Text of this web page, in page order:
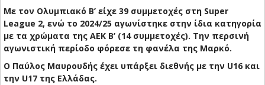
Με τον Ολυμπιακό Β’ είχε 39 συμμετοχές στη Super
League 2, ενώ το 2024/25 αγωνίστηκε στην ίδια κατηγορία
με τα χρώματα της ΑΕΚ Β’ (14 συμμετοχές). Την περσινή
αγωνιστική περίοδο φόρεσε τη φανέλα της Μαρκό.
Ο Παύλος Μαυρουδής έχει υπάρξει διεθνής με την U16 και
την U17 της Ελλάδας.